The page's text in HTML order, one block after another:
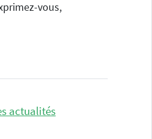
vous,
actualités